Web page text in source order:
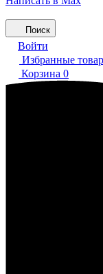
Поиск
Войти
Избранные
Корзина 0